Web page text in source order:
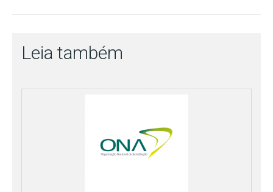
Leia também